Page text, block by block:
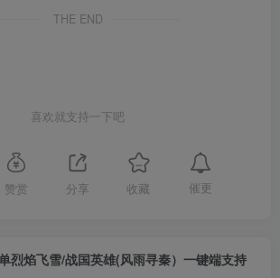
THE END
喜欢就支持一下吧
赞赏 分享 收藏 催更
烈焰飞雪/战国英雄(风雨寻秦）一键端支持